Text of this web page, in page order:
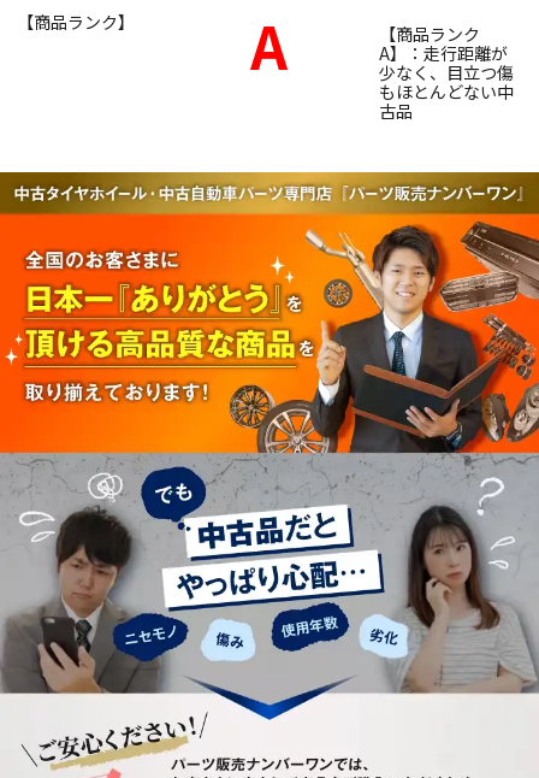
【商品ランク】 A
【商品ランク
A】：走行距離が
少なく、目立つ傷
もほとんどない中
古品